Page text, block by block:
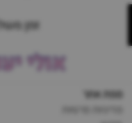
ותא שקוף לאחסוןכולל
לאחסון פריטים קטנים
מיוחדים לתלית התיק על